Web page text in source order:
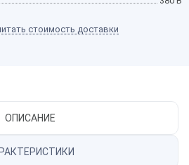
стоимость доставки
ОПИСАНИЕ